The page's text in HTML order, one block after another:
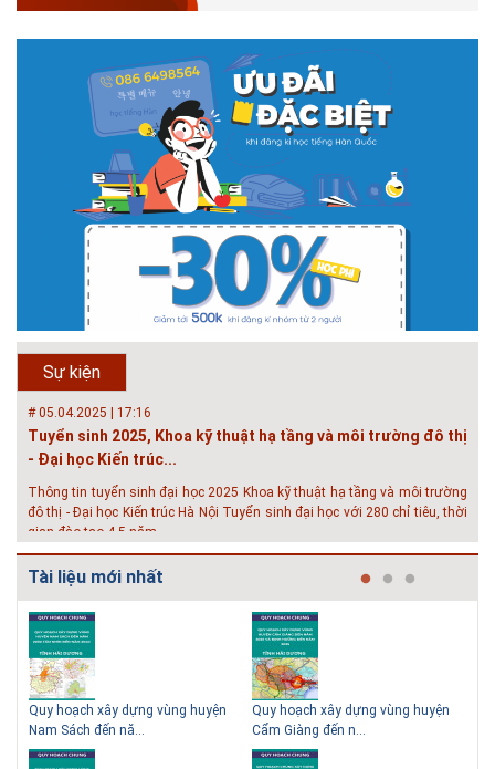
Sự kiện
thành phố trên thế giới. Tại Việt Nam, đã có gần 20 tỉnh, thành phố trên
toàn quốc đang triển khai hoặc khởi động các đề án về đô thị thông
# 23.06.2018 | 15:37
Hội thảo về sàn bê tông chất lượng cao tại Hà Nội và TP Hồ
Hội thảo “Sàn bê tông chất lượng cao – công nghệ mới nhất tại Châu Âu
& Mỹ và các vấn đề áp dụng tại Việt Nam” được tổ chức bởi HOUSELINK
sẽ diễn ra vào 14h00 ngày 26/06/2018 tại Khách sạn Pan Pacific, Hà Nội
và ngày 28/...
# 04.03.2017 | 10:56
Độc đáo 3 địa danh thu nhỏ trong một homestay giữa lòng
Hà Nội
Ngoài các khách sạn và nhà nghỉ, nhiều du khách có xu hướng tìm đến
các homestay cho kỳ nghỉ của mình.
# 05.04.2025 | 17:16
Tuyển sinh 2025, Khoa kỹ thuật hạ tầng và môi trường đô thị
- Đại học Kiến trúc...
Thông tin tuyển sinh đại học 2025 Khoa kỹ thuật hạ tầng và môi trường
đô thị - Đại học Kiến trúc Hà Nội Tuyển sinh đại học với 280 chỉ tiêu, thời
gian đào tạo 4,5 năm
Tài liệu mới nhất
Quy hoạch xây dựng vùng huyện
Nam Sách đến nă...
Quy hoạch xây dựng vùng huyện
Cẩm Giàng đến n...